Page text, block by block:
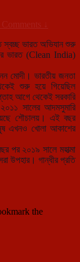
↓
স্বচ্ছ ভারত অভিযান শুরু
ভারত (Clean India)
মোদী। ভারতীয় জনতা
শুরু হয়ে গিয়েছিল
আগে থেকেই সরকারি
সালের আদমসুমারি
শৌচালয়। এই বছর
এখনও খোলা আকাশের
পর ২০১৯ সালে মহাত্মা
উপহার। গান্ধীর প্রতি
the